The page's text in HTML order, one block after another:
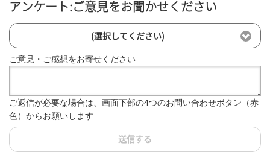
アンケート:ご意見をお聞かせください
(選択してください)
ご意見・ご感想をお寄せください
ご返信が必要な場合は、画面下部の4つのお問い合わせボタン（赤
色）からお願いします
送信する